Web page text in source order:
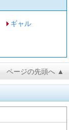
ギャル
ページの先頭へ ▲